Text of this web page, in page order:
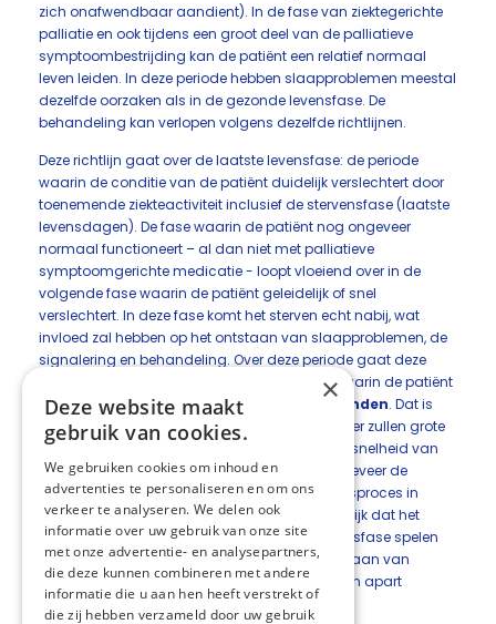
zich onafwendbaar aandient). In de fase van ziektegerichte
palliatie en ook tijdens een groot deel van de palliatieve
symptoombestrijding kan de patiënt een relatief normaal
leven leiden. In deze periode hebben slaapproblemen meestal
dezelfde oorzaken als in de gezonde levensfase. De
behandeling kan verlopen volgens dezelfde richtlijnen.
Deze richtlijn gaat over de laatste levensfase: de periode
waarin de conditie van de patiënt duidelijk verslechtert door
toenemende ziekteactiviteit inclusief de stervensfase (laatste
levensdagen). De fase waarin de patiënt nog ongeveer
normaal functioneert – al dan niet met palliatieve
symptoomgerichte medicatie - loopt vloeiend over in de
volgende fase waarin de patiënt geleidelijk of snel
verslechtert. In deze fase komt het sterven echt nabij, wat
invloed zal hebben op het ontstaan van slaapproblemen, de
signalering en behandeling. Over deze periode gaat deze
richtlijn. Wij nemen arbitrair voor de periode waarin de patiënt
echt verslechtertde laatste drie levensmaanden. Dat is
natuurlijk moeilijk prospectief vast te stellen en er zullen grote
individuele verschillen zijn als het gaat om de snelheid van
het voortschrijden van het ziekteproces. In ongeveer de
laatste levensweek spreken wij van het stervensproces in
engere zin. Het is dan voor zorgverleners duidelijk dat het
sterven een kwestie van dagen is. In de stervensfase spelen
nog andere mechanismen een rol bij het ontstaan van
slaapproblemen. Hieraan besteedt deze richtlijn apart
aandacht.
×
Deze website maakt
gebruik van cookies.
We gebruiken cookies om inhoud en
advertenties te personaliseren en om ons
verkeer te analyseren. We delen ook
informatie over uw gebruik van onze site
met onze advertentie- en analysepartners,
die deze kunnen combineren met andere
informatie die u aan hen heeft verstrekt of
die zij hebben verzameld door uw gebruik